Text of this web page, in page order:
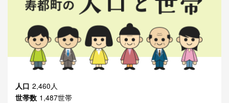
人口 2,460人
世帯数 1,487世帯